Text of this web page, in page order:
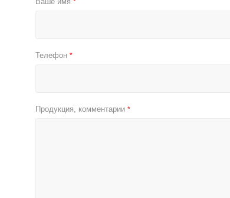
*
Телефон *
Продукция, комментарии *